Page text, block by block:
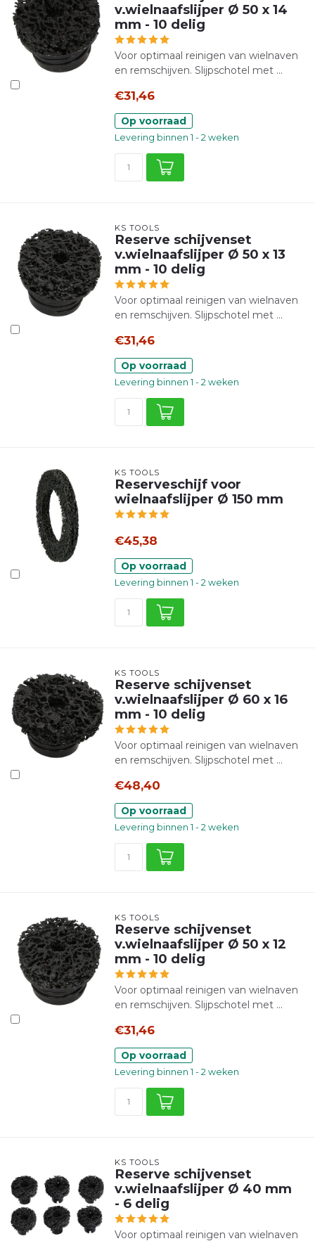
v.wielnaafslijper Ø 50 x 14
mm - 10 delig
Voor optimaal reinigen van wielnaven
en remschijven. Slijpschotel met ...
€31,46
Op voorraad
Levering binnen 1 - 2 weken
KS TOOLS
Reserve schijvenset
v.wielnaafslijper Ø 50 x 13
mm - 10 delig
Voor optimaal reinigen van wielnaven
en remschijven. Slijpschotel met ...
€31,46
Op voorraad
Levering binnen 1 - 2 weken
KS TOOLS
Reserveschijf voor
wielnaafslijper Ø 150 mm
€45,38
Op voorraad
Levering binnen 1 - 2 weken
KS TOOLS
Reserve schijvenset
v.wielnaafslijper Ø 60 x 16
mm - 10 delig
Voor optimaal reinigen van wielnaven
en remschijven. Slijpschotel met ...
€48,40
Op voorraad
Levering binnen 1 - 2 weken
KS TOOLS
Reserve schijvenset
v.wielnaafslijper Ø 50 x 12
mm - 10 delig
Voor optimaal reinigen van wielnaven
en remschijven. Slijpschotel met ...
€31,46
Op voorraad
Levering binnen 1 - 2 weken
KS TOOLS
Reserve schijvenset
v.wielnaafslijper Ø 40 mm
- 6 delig
Voor optimaal reinigen van wielnaven